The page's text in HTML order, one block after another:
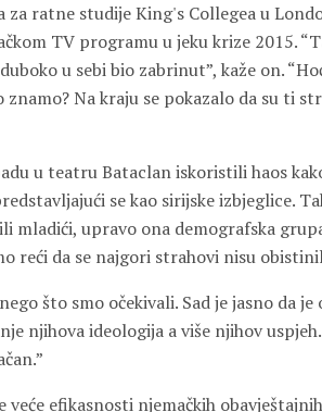
ratne studije King's Collegea u
TV programu u jeku krize 2015.
u sebi bio zabrinut”, kaže on.
Na kraju se pokazalo da su ti
u teatru Bataclan iskoristili haos
se kao sirijske izbjeglice.
mladići, upravo ona demografska
reći da se najgori strahovi nisu
što smo očekivali. Sad je jasno da je
njihova ideologija a više njihov
efikasnosti njemačkih